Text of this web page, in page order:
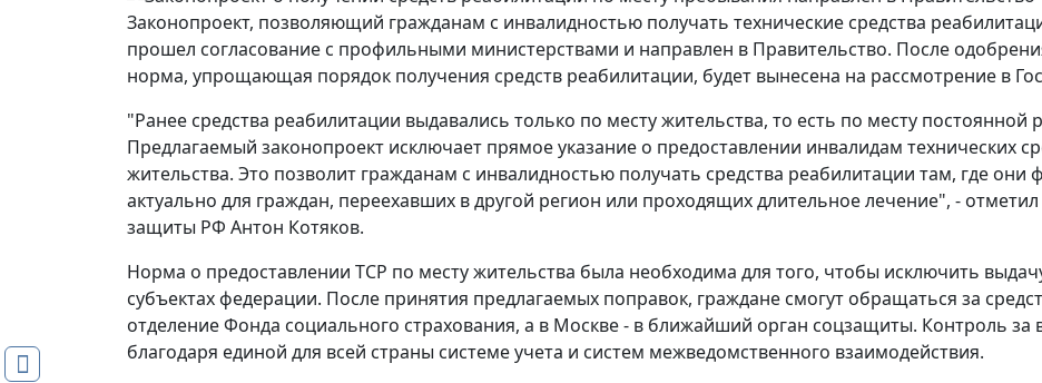
Законопроект, позволяющий гражданам с инвалидностью получать технические средства
прошел согласование с профильными министерствами и направлен в Правительство. После
норма, упрощающая порядок получения средств реабилитации, будет вынесена на рассмотрение в
"Ранее средства реабилитации выдавались только по месту жительства, то есть по месту постоянной
Предлагаемый законопроект исключает прямое указание о предоставлении инвалидам технических
жительства. Это позволит гражданам с инвалидностью получать средства реабилитации там, где они
актуально для граждан, переехавших в другой регион или проходящих длительное лечение", -
защиты РФ Антон Котяков.
Норма о предоставлении ТСР по месту жительства была необходима для того, чтобы исключить
субъектах федерации. После принятия предлагаемых поправок, граждане смогут обращаться за
отделение Фонда социального страхования, а в Москве - в ближайший орган соцзащиты. Контроль за
благодаря единой для всей страны системе учета и систем межведомственного взаимодействия.